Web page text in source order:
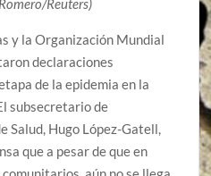
Reuters)
y la Organización Mundial
declaraciones
de la epidemia en la
subsecretario de
Salud, Hugo López-Gatell,
que a pesar de que en